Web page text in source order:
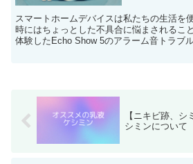
スマートホームデバイスは私たちの生活を
時にはちょっとした不具合に悩まされるこ
体験したEcho Show 5のアラーム音トラブ
【ニキビ跡、
シミンについて